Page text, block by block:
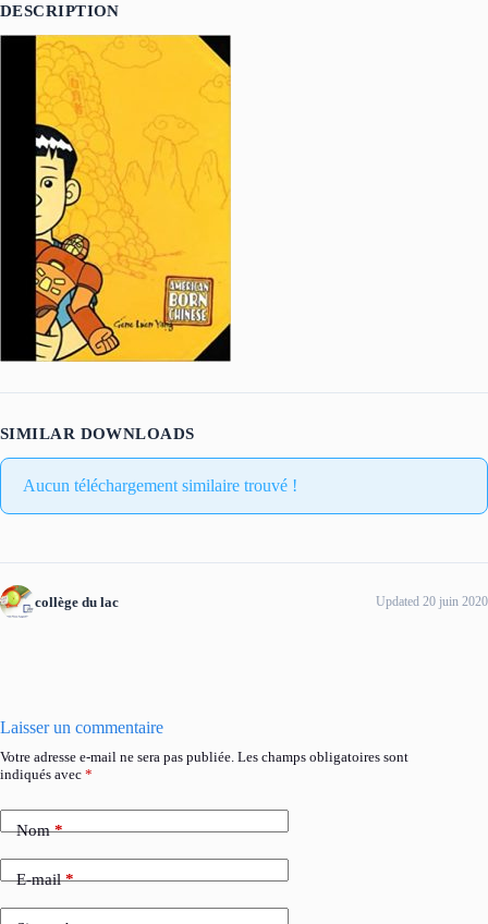
DESCRIPTION
SIMILAR DOWNLOADS
Aucun téléchargement similaire trouvé !
collège du lac Updated 20 juin 2020
Laisser un commentaire
Votre adresse e-mail ne sera pas publiée. Les champs obligatoires sont
indiqués avec *
Nom*
E-mail*